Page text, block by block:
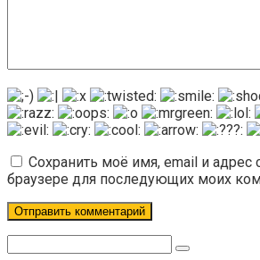
Сохранить моё имя, email и адрес
браузере для последующих моих